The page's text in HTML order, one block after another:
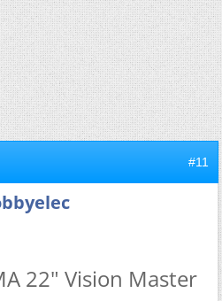
#11
22" Vision Master